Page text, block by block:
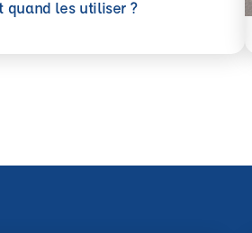
quand les utiliser ?